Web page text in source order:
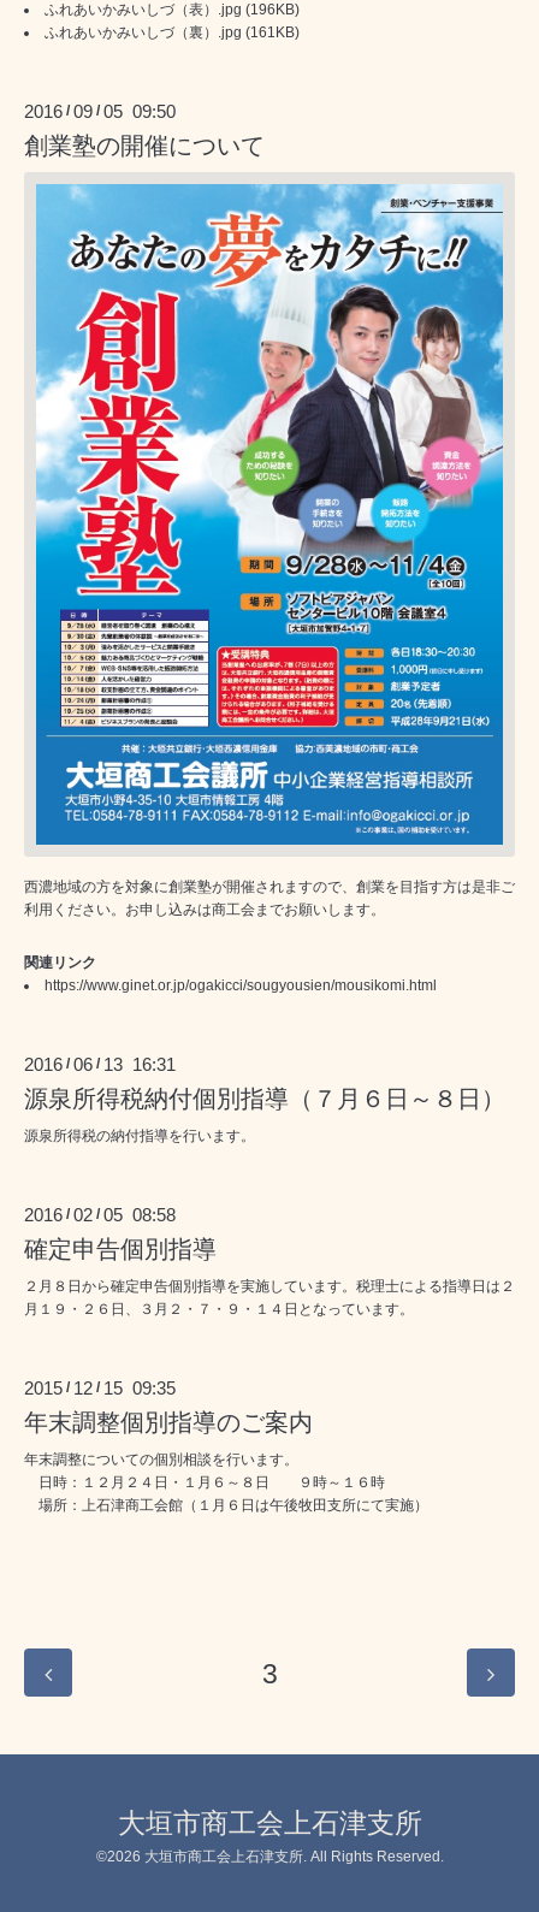
ふれあいかみいしづ（表）.jpg (196KB)
ふれあいかみいしづ（裏）.jpg (161KB)
2016 /09 /05 09:50
創業塾の開催について
西濃地域の方を対象に創業塾が開催されますので、創業を目指す方は是非ご
利用ください。お申し込みは商工会までお願いします。
関連リンク
https://www.ginet.or.jp/ogakicci/sougyousien/mousikomi.html
2016 /06 / 13 16:31
源泉所得税納付個別指導（７月６日～８日）
源泉所得税の納付指導を行います。
2016 /02 /05 08:58
確定申告個別指導
２月８日から確定申告個別指導を実施しています。税理士による指導日は２
月１９・２６日、３月２・７・９・１４日となっています。
2015 / 12 / 15 09:35
年末調整個別指導のご案内
年末調整についての個別相談を行います。
日時：１２月２４日・１月６～８日 ９時～１６時
場所：上石津商工会館（１月６日は午後牧田支所にて実施）
3
大垣市商工会上石津支所
©2026 大垣市商工会上石津支所. All Rights Reserved.